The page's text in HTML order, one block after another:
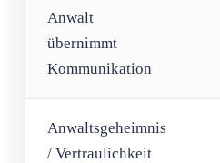
Anwalt
übernimmt
Kommunikation
Anwaltsgeheimnis
/ Vertraulichkeit